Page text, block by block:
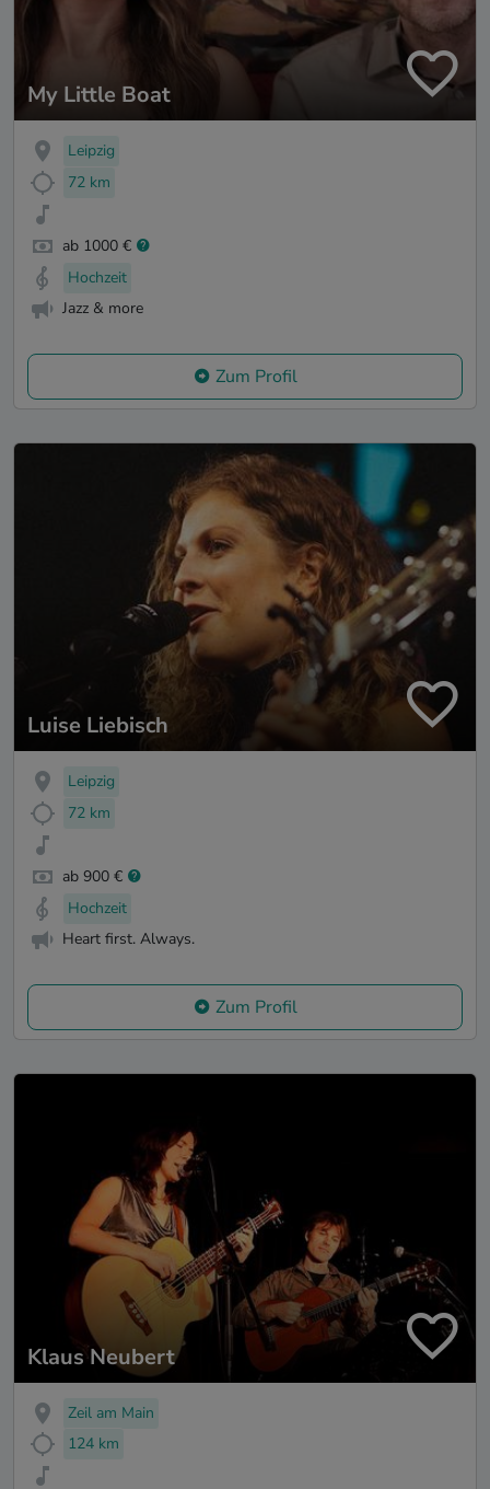
My Little Boat
Leipzig
72 km
ab 1000 €
Hochzeit
Jazz & more
Zum Profil
Luise Liebisch
Leipzig
72 km
ab 900 €
Hochzeit
Heart first. Always.
Zum Profil
Klaus Neubert
Zeil am Main
124 km